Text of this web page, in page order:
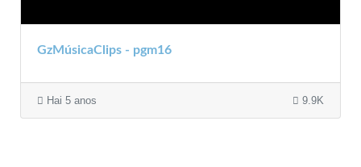
GzMúsicaClips - pgm16
Hai 5 anos 9.9K